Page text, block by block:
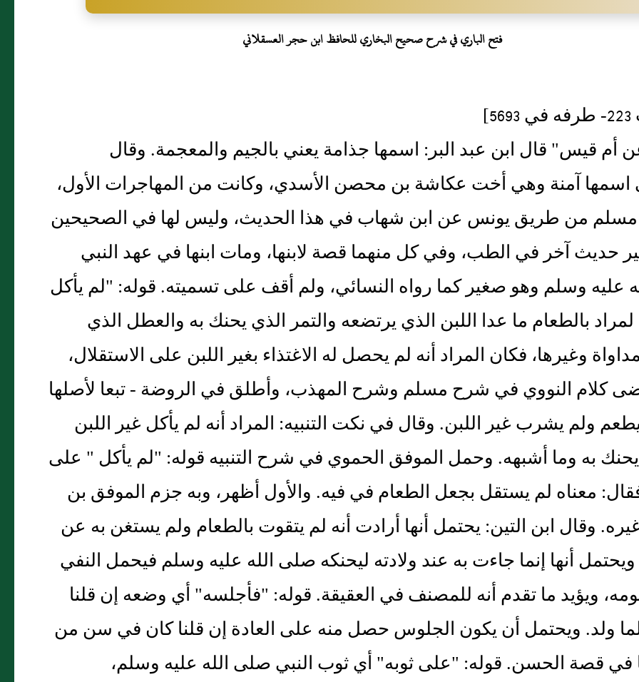
فتح الباري في شرح صحيح البخاري للحافظ ابن حجر العسقلاني
أم قيس" قال ابن عبد البر: اسمها جذامة يعني بالجيم والمعجمة. وقال
اسمها آمنة وهي أخت عكاشة بن محصن الأسدي، وكانت من المهاجرات الأول،
مسلم من طريق يونس عن ابن شهاب في هذا الحديث، وليس لها في الصحيحين
حديث آخر في الطب، وفي كل منهما قصة لابنها، ومات ابنها في عهد النبي
عليه وسلم وهو صغير كما رواه النسائي، ولم أقف على تسميته. قوله: "لم يأكل
بالطعام ما عدا اللبن الذي يرتضعه والتمر الذي يحنك به والعطل الذي
وغيرها، فكان المراد أنه لم يحصل له الاغتذاء بغير اللبن على الاستقلال،
كلام النووي في شرح مسلم وشرح المهذب، وأطلق في الروضة - تبعا لأصلها
ولم يشرب غير اللبن. وقال في نكت التنبيه: المراد أنه لم يأكل غير اللبن
به وما أشبهه. وحمل الموفق الحموي في شرح التنبيه قوله: "لم يأكل " على
معناه لم يستقل بجعل الطعام في فيه. والأول أظهر، وبه جزم الموفق بن
وقال ابن التين: يحتمل أنها أرادت أنه لم يتقوت بالطعام ولم يستغن به عن
أنها إنما جاءت به عند ولادته ليحنكه صلى الله عليه وسلم فيحمل النفي
ويؤيد ما تقدم أنه للمصنف في العقيقة. قوله: "فأجلسه" أي وضعه إن قلنا
ولد. ويحتمل أن يكون الجلوس حصل منه على العادة إن قلنا كان في سن من
في قصة الحسن. قوله: "على ثوبه" أي ثوب النبي صلى الله عليه وسلم،